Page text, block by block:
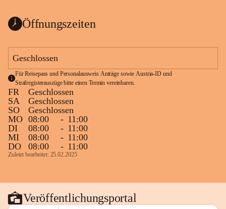
Öffnungszeiten
Geschlossen
Für Reisepass und Personalausweis Anträge sowie Austria-ID und
Strafregisterauszüge bitte einen Termin vereinbaren.
FR
Geschlossen
SA
Geschlossen
SO
Geschlossen
MO 08:00 - 11:00
DI
08:00 - 11:00
MI
08:00 - 11:00
DO
08:00 - 11:00
Zuletzt bearbeitet: 25.02.2025
Veröffentlichungsportal